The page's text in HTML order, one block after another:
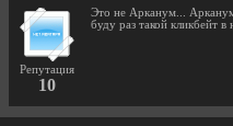
Репутация
10
Это не Арканум...
буду раз такой кликбейт в